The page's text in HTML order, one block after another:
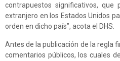
contrapuestos significativos, que
extranjero en los Estados Unidos
orden en dicho país”, acota el DHS.
Antes de la publicación de la regla
comentarios públicos, los cuales